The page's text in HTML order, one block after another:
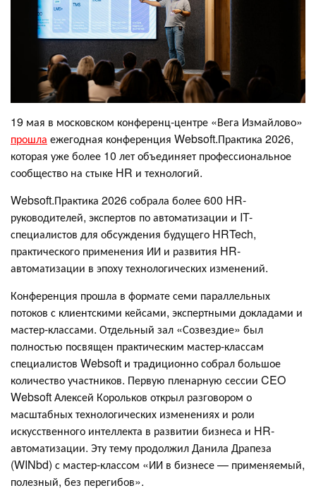
19 мая в московском конференц-центре «Вега Измайлово»
прошла ежегодная конференция Websoft.Практика 2026,
которая уже более 10 лет объединяет профессиональное
сообщество на стыке HR и технологий.
Websoft.Практика 2026 собрала более 600 HR-
руководителей, экспертов по автоматизации и IT-
специалистов для обсуждения будущего HRTech,
практического применения ИИ и развития HR-
автоматизации в эпоху технологических изменений.
Конференция прошла в формате семи параллельных
потоков с клиентскими кейсами, экспертными докладами и
мастер-классами. Отдельный зал «Созвездие» был
полностью посвящен практическим мастер-классам
специалистов Websoft и традиционно собрал большое
количество участников. Первую пленарную сессии CEO
Websoft Алексей Корольков открыл разговором о
масштабных технологических изменениях и роли
искусственного интеллекта в развитии бизнеса и HR-
автоматизации. Эту тему продолжил Данила Драпеза
(WINbd) с мастер-классом «ИИ в бизнесе — применяемый,
полезный, без перегибов».